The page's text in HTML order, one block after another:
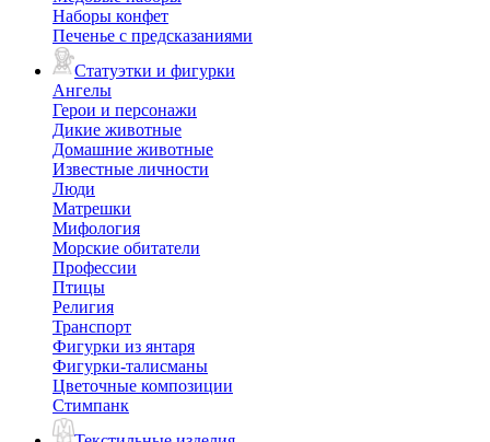
Наборы конфет
Печенье с предсказаниями
Статуэтки и фигурки
Ангелы
Герои и персонажи
Дикие животные
Домашние животные
Известные личности
Люди
Матрешки
Мифология
Морские обитатели
Профессии
Птицы
Религия
Транспорт
Фигурки из янтаря
Фигурки-талисманы
Цветочные композиции
Стимпанк